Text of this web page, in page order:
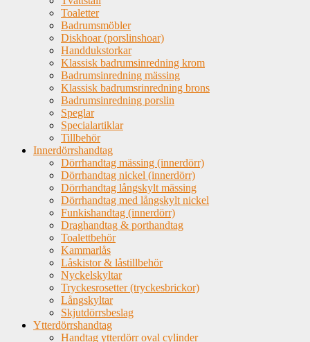
Toaletter
Badrumsmöbler
Diskhoar (porslinshoar)
Handdukstorkar
Klassisk badrumsinredning krom
Badrumsinredning mässing
Klassisk badrumsrinredning brons
Badrumsinredning porslin
Speglar
Specialartiklar
Tillbehör
Innerdörrshandtag
Dörrhandtag mässing (innerdörr)
Dörrhandtag nickel (innerdörr)
Dörrhandtag långskylt mässing
Dörrhandtag med långskylt nickel
Funkishandtag (innerdörr)
Draghandtag & porthandtag
Toalettbehör
Kammarlås
Låskistor & låstillbehör
Nyckelskyltar
Tryckesrosetter (tryckesbrickor)
Långskyltar
Skjutdörrsbeslag
Ytterdörrshandtag
Handtag ytterdörr oval cylinder